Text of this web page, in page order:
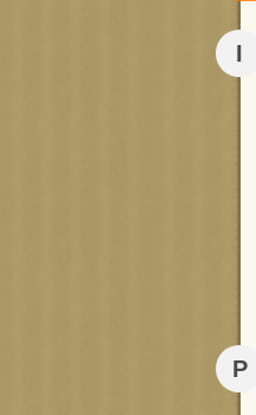
I
P